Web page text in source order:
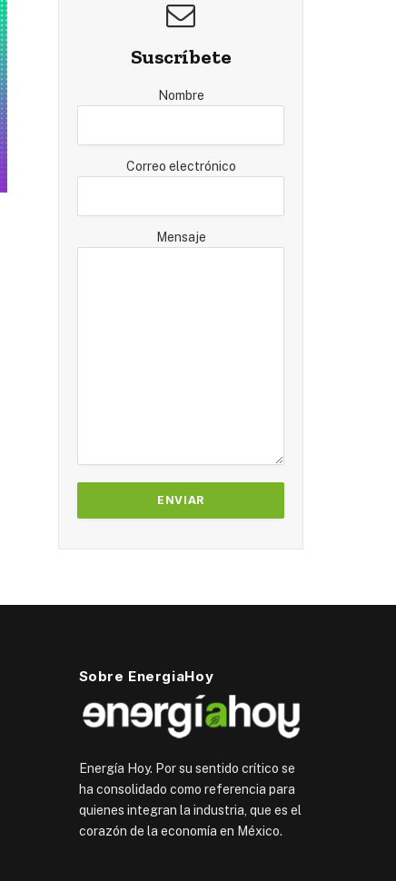
Suscríbete
Nombre
Correo electrónico
Mensaje
Sobre EnergiaHoy
Energía Hoy. Por su sentido crítico se
ha consolidado como referencia para
quienes integran la industria, que es el
corazón de la economía en México.